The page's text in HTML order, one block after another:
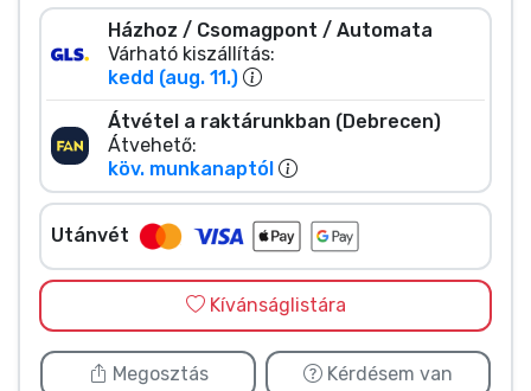
Házhoz / Csomagpont / Automata
Várható kiszállítás:
kedd (aug. 11.)
Átvétel a raktárunkban (Debrecen)
Átvehető:
köv. munkanaptól
Utánvét
Kívánságlistára
Megosztás Kérdésem van